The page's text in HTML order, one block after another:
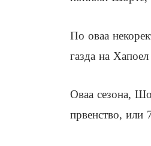
По оваа
газда на
Оваа сезона,
првенство, или